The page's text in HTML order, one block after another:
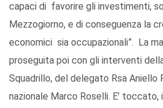
capaci di favorire gli investimenti,
Mezzogiorno, e di conseguenza la
economici sia occupazionali”. La
proseguita poi con gli interventi
Squadrillo, del delegato Rsa Aniello
nazionale Marco Roselli. E’ toccato,